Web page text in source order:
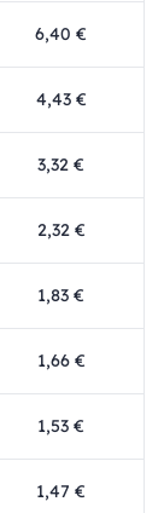
6,40 €
4,43 €
3,32 €
2,32 €
1,83 €
1,66 €
1,53 €
1,47 €